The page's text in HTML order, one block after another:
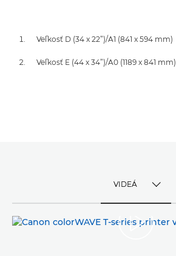
Veľkosť D (34 x 22”)/A1 (841 x 594 mm)
Veľkosť E (44 x 34”)/A0 (1189 x 841 mm)
VIDEÁ
VIDEÁ